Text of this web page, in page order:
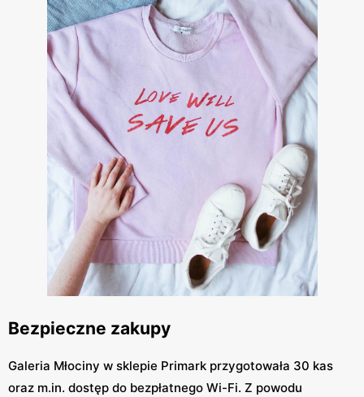
Bezpieczne zakupy
Galeria Młociny w sklepie Primark przygotowała 30 kas
oraz m.in. dostęp do bezpłatnego Wi-Fi. Z powodu